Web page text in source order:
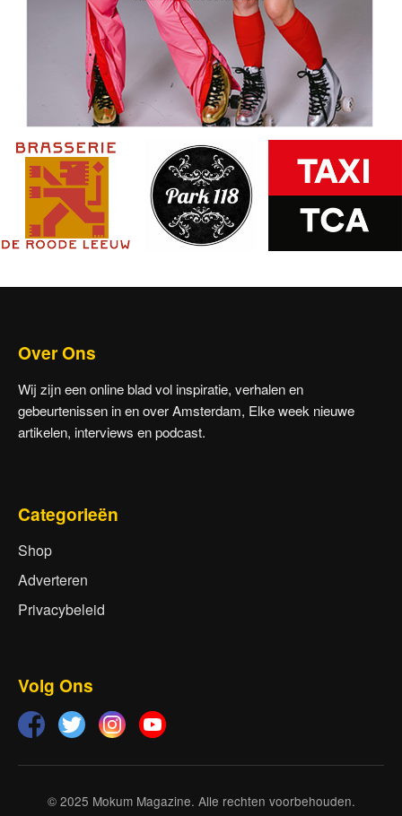
Over Ons
Wij zijn een online blad vol inspiratie, verhalen en
gebeurtenissen in en over Amsterdam, Elke week nieuwe
artikelen, interviews en podcast.
Categorieën
Shop
Adverteren
Privacybeleid
Volg Ons
© 2025 Mokum Magazine. Alle rechten voorbehouden.